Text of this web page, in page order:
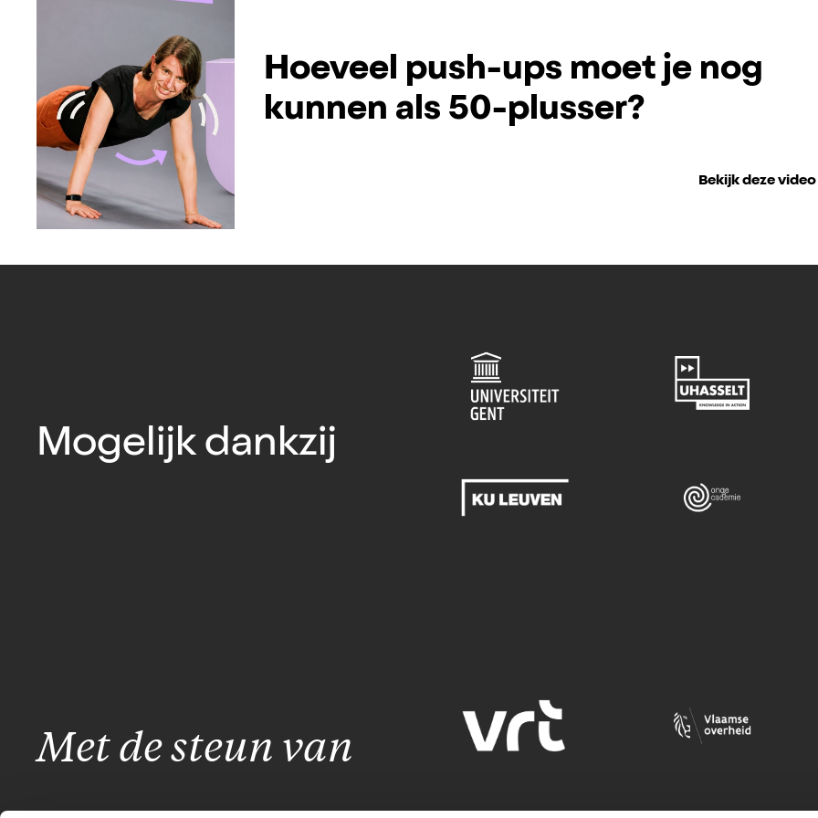
Hoeveel push-ups moet je nog
kunnen als 50-plusser?
Bekijk deze video
Mogelijk dankzij
Met de steun van